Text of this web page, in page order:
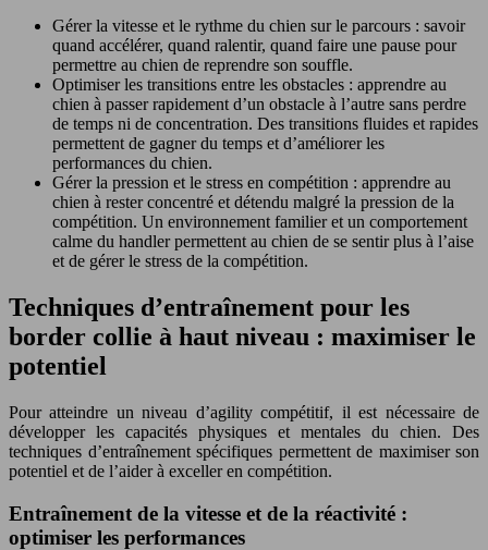
Gérer la vitesse et le rythme du chien sur le parcours : savoir
quand accélérer, quand ralentir, quand faire une pause pour
permettre au chien de reprendre son souffle.
Optimiser les transitions entre les obstacles : apprendre au
chien à passer rapidement d’un obstacle à l’autre sans perdre
de temps ni de concentration. Des transitions fluides et rapides
permettent de gagner du temps et d’améliorer les
performances du chien.
Gérer la pression et le stress en compétition : apprendre au
chien à rester concentré et détendu malgré la pression de la
compétition. Un environnement familier et un comportement
calme du handler permettent au chien de se sentir plus à l’aise
et de gérer le stress de la compétition.
Techniques d’entraînement pour les
border collie à haut niveau : maximiser le
potentiel
Pour atteindre un niveau d’agility compétitif, il est nécessaire de
développer les capacités physiques et mentales du chien. Des
techniques d’entraînement spécifiques permettent de maximiser son
potentiel et de l’aider à exceller en compétition.
Entraînement de la vitesse et de la réactivité :
optimiser les performances